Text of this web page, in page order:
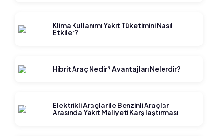
Klima Kullanımı Yakıt Tüketimini Nasıl
Etkiler?
Hibrit Araç Nedir? Avantajları Nelerdir?
Elektrikli Araçlar ile Benzinli Araçlar
Arasında Yakıt Maliyeti Karşılaştırması